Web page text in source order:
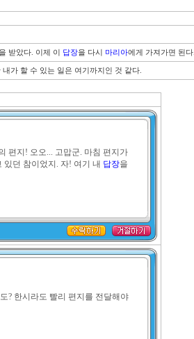
받았다. 이제 이 답장을 다시 마리아에게 가져가면 된다.
가 할 수 있는 일은 여기까지인 것 같다.
편지! 오오... 고맙군. 마침 편지가
있던 참이었지. 자! 여기 내 답장을
? 한시라도 빨리 편지를 전달해야